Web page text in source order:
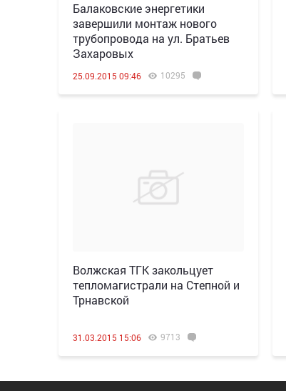
Балаковские энергетики
завершили монтаж нового
трубопровода на ул. Братьев
Захаровых
25.09.2015 09:46 10295
Волжская ТГК закольцует
тепломагистрали на Степной и
Трнавской
31.03.2015 15:06 9713